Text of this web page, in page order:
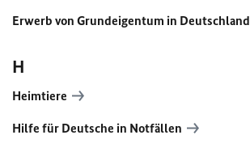
Erwerb von Grundeigentum in Deutschland
H
Heimtiere
Hilfe für Deutsche in Notfällen